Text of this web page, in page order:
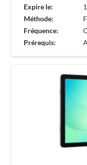
Expire le:
Méthode:
Fréquence:
Prérequis: